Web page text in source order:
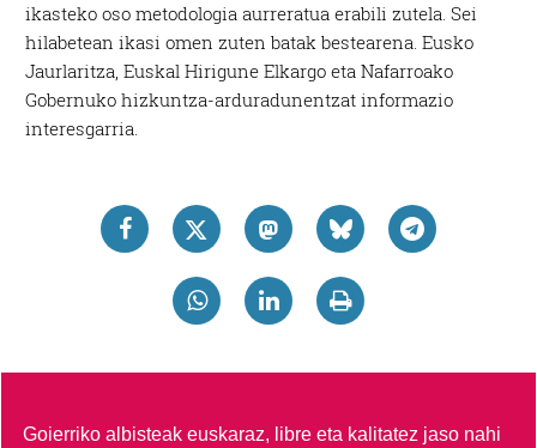
ikasteko oso metodologia aurreratua erabili zutela. Sei
hilabetean ikasi omen zuten batak bestearena. Eusko
Jaurlaritza, Euskal Hirigune Elkargo eta Nafarroako
Gobernuko hizkuntza-arduradunentzat informazio
interesgarria.
Goierriko albisteak euskaraz, libre eta kalitatez jaso nahi